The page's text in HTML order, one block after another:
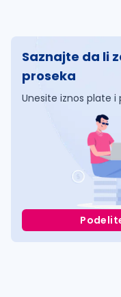
Saznajte da li
proseka
Unesite iznos plate